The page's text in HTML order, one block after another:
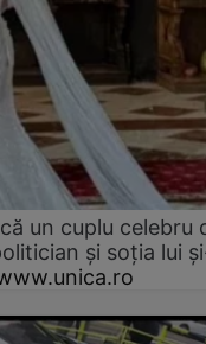
un cuplu celebru
și soția lui